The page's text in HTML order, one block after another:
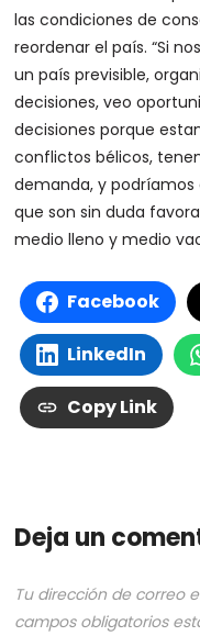
las condiciones de
reordenar el país. “Si
un país previsible,
decisiones, veo
decisiones porque
conflictos bélicos,
demanda, y
que son sin duda
medio lleno y medio
Facebook
LinkedIn
Copy Link
Deja un
Tu dirección de correo
campos obligatorios